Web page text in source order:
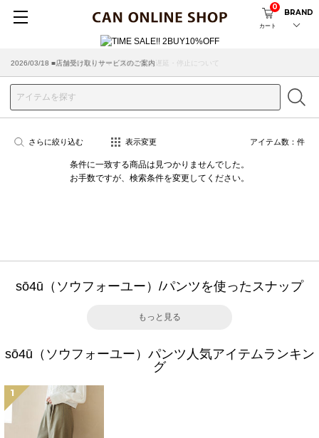
カート
0
BRAND
2026/07/29 ■【お知らせ】ヤマト運輸の配送遅延・停止について
2026/03/18 ■店舗受け取りサービスのご案内
さらに絞り込む 表示変更 アイテム数： 件
条件に一致する商品は見つかりませんでした。
お手数ですが、検索条件を変更してください。
sō4ū（ソウフォーユー）/パンツを使ったスナップ
もっと見る
sō4ū（ソウフォーユー）パンツ人気アイテムランキン
グ
1